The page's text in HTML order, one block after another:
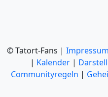
© Tatort-Fans | Impressum
| Kalender |
Communityregeln |